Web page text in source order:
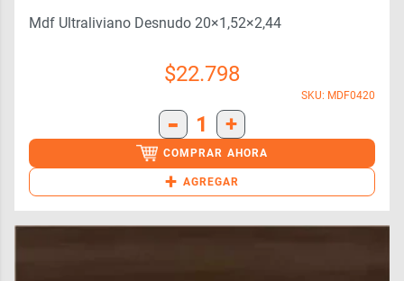
Mdf Ultraliviano Desnudo 20×1,52×2,44
$22.798
SKU: MDF0420
- 1 +
COMPRAR AHORA
+ AGREGAR